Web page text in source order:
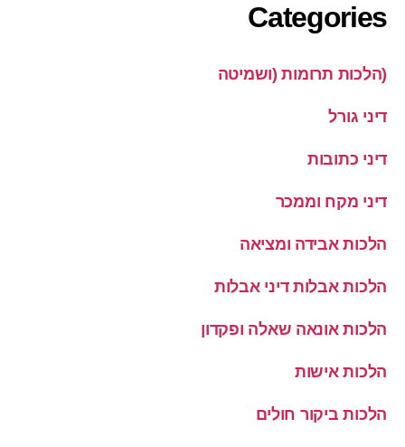
Categories
(הלכות תרומות (ושמיטה
דיני גורל
דיני כתובות
דיני מקח וממכר
הלכות אבידה ומציאה
הלכות אבלות דיני אבלות
הלכות אונאה שאלה ופקדון
הלכות אישות
הלכות ביקור חולים